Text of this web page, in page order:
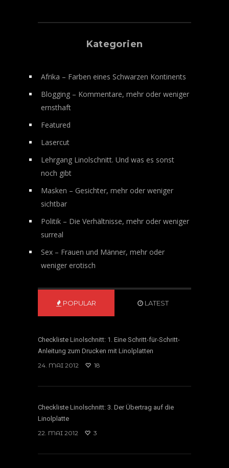
Kategorien
Afrika – Farben eines Schwarzen Kontinents
Blogging – Kommentare, mehr oder weniger
ernsthaft
Featured
Lasercut
Lehrgang Linolschnitt. Und was es sonst
noch gibt
Masken – Gesichter, mehr oder weniger
sichtbar
Politik – Die Verhältnisse, mehr oder weniger
surreal
Sex – Frauen und Männer, mehr oder
weniger erotisch
POPULAR LATEST
Checkliste Linolschnitt: 1. Eine Schritt-für-Schritt-
Anleitung zum Drucken mit Linolplatten
24. MAI 2012
18
Checkliste Linolschnitt: 3. Der Übertrag auf die
Linolplatte
22. MAI 2012
3